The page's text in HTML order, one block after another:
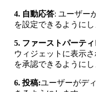
4. 自動応答: ユーザー
を設定できるようにし
5. ファーストパーテ
ウィジェットに表示
を承認できるようにし
6. 投稿:ユーザーがデ